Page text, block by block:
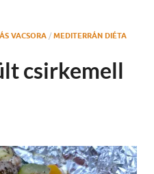
VACSORA / MEDITERRÁN DIÉTA
csirkemell